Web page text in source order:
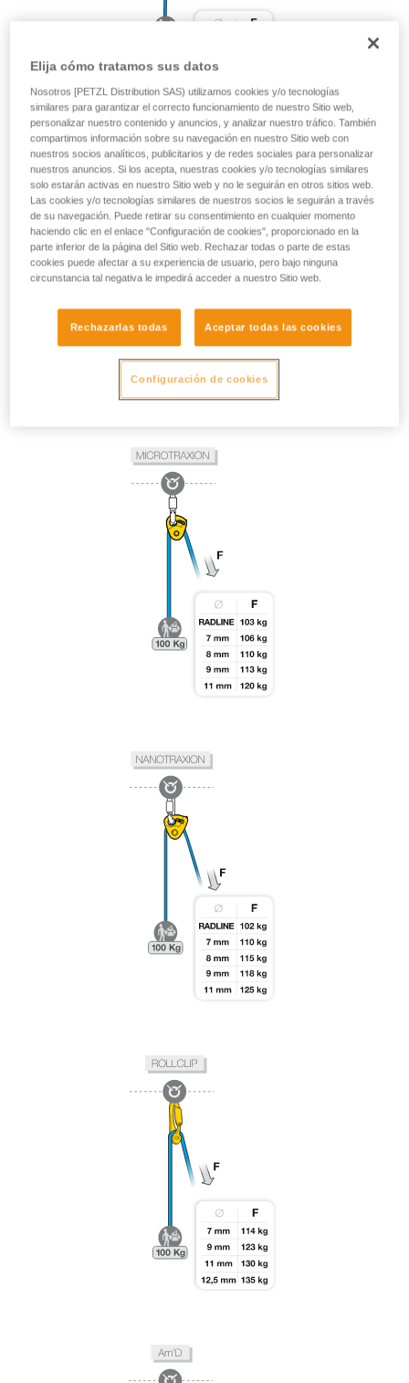
Elija cómo tratamos sus datos
Nosotros [PETZL Distribution SAS) utilizamos cookies y/o tecnologías
similares para garantizar el correcto funcionamiento de nuestro Sitio web,
personalizar nuestro contenido y anuncios, y analizar nuestro tráfico. También
compartimos información sobre su navegación en nuestro Sitio web con
nuestros socios analíticos, publicitarios y de redes sociales para personalizar
nuestros anuncios. Si los acepta, nuestras cookies y/o tecnologías similares
solo estarán activas en nuestro Sitio web y no le seguirán en otros sitios web.
Las cookies y/o tecnologías similares de nuestros socios le seguirán a través
de su navegación. Puede retirar su consentimiento en cualquier momento
haciendo clic en el enlace "Configuración de cookies", proporcionado en la
parte inferior de la página del Sitio web. Rechazar todas o parte de estas
cookies puede afectar a su experiencia de usuario, pero bajo ninguna
circunstancia tal negativa le impedirá acceder a nuestro Sitio web.
Rechazarlas todas Aceptar todas las cookies
Configuración de cookies